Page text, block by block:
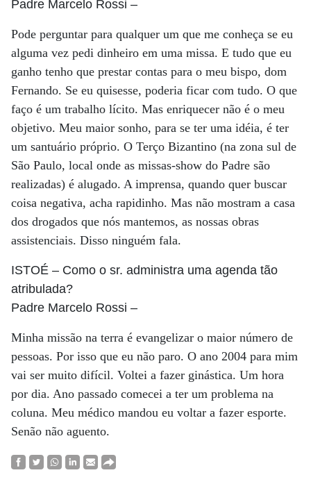
Padre Marcelo Rossi –
Pode perguntar para qualquer um que me conheça se eu
alguma vez pedi dinheiro em uma missa. E tudo que eu
ganho tenho que prestar contas para o meu bispo, dom
Fernando. Se eu quisesse, poderia ficar com tudo. O que
faço é um trabalho lícito. Mas enriquecer não é o meu
objetivo. Meu maior sonho, para se ter uma idéia, é ter
um santuário próprio. O Terço Bizantino (na zona sul de
São Paulo, local onde as missas-show do Padre são
realizadas) é alugado. A imprensa, quando quer buscar
coisa negativa, acha rapidinho. Mas não mostram a casa
dos drogados que nós mantemos, as nossas obras
assistenciais. Disso ninguém fala.
ISTOÉ – Como o sr. administra uma agenda tão
atribulada?
Padre Marcelo Rossi –
Minha missão na terra é evangelizar o maior número de
pessoas. Por isso que eu não paro. O ano 2004 para mim
vai ser muito difícil. Voltei a fazer ginástica. Um hora
por dia. Ano passado comecei a ter um problema na
coluna. Meu médico mandou eu voltar a fazer esporte.
Senão não aguento.